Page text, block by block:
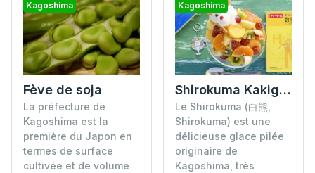
Kagoshima
Fève de soja
La préfecture de
Kagoshima est la
première du Japon en
termes de surface
cultivée et de volume
Kagoshima
Shirokuma Kakigori
Le Shirokuma (白熊,
Shirokuma) est une
délicieuse glace pilée
originaire de
Kagoshima, très